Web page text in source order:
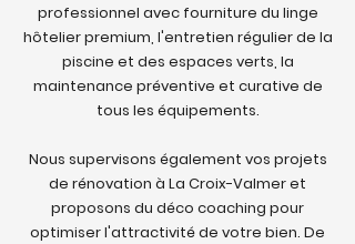
professionnel avec fourniture du linge
hôtelier premium, l'entretien régulier de la
piscine et des espaces verts, la
maintenance préventive et curative de
tous les équipements.
Nous supervisons également vos projets
de rénovation à La Croix-Valmer et
proposons du déco coaching pour
optimiser l'attractivité de votre bien. De